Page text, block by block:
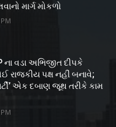
માર્ગ મોકળો
ના વડા અભિજીત દીપકે
રાજકીય પક્ષ નહીં બનાવે;
એક દબાણ જૂથ તરીકે કામ